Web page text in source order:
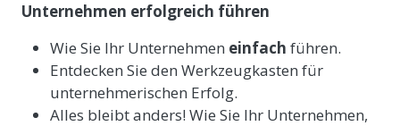
Unternehmen erfolgreich führen
Wie Sie Ihr Unternehmen einfach führen.
Entdecken Sie den Werkzeugkasten für
unternehmerischen Erfolg.
Alles bleibt anders! Wie Sie Ihr Unternehmen,